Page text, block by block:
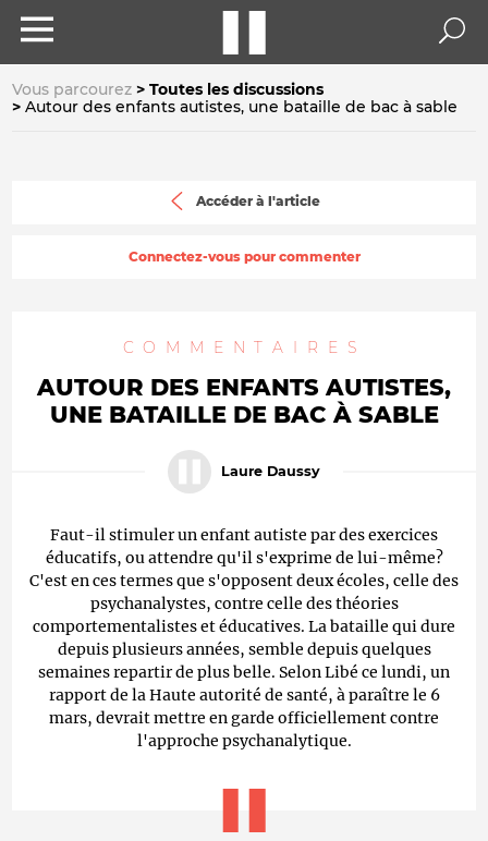
Vous parcourez
Toutes les discussions
Autour des enfants autistes, une bataille de bac à sable
Accéder à l'article
Connectez-vous pour commenter
COMMENTAIRES
AUTOUR DES ENFANTS AUTISTES,
UNE BATAILLE DE BAC À SABLE
Laure Daussy
Faut-il stimuler un enfant autiste par des exercices
éducatifs, ou attendre qu'il s'exprime de lui-même?
C'est en ces termes que s'opposent deux écoles, celle des
psychanalystes, contre celle des théories
comportementalistes et éducatives. La bataille qui dure
depuis plusieurs années, semble depuis quelques
semaines repartir de plus belle. Selon Libé ce lundi, un
rapport de la Haute autorité de santé, à paraître le 6
mars, devrait mettre en garde officiellement contre
l'approche psychanalytique.